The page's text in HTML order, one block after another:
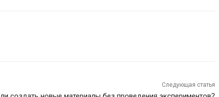
Следующая статья